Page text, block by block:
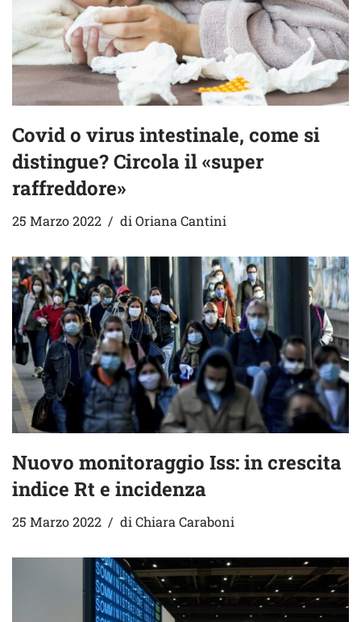
Covid o virus intestinale, come si
distingue? Circola il «super
raffreddore»
25 Marzo 2022 di Oriana Cantini
Nuovo monitoraggio Iss: in crescita
indice Rt e incidenza
25 Marzo 2022 di Chiara Caraboni